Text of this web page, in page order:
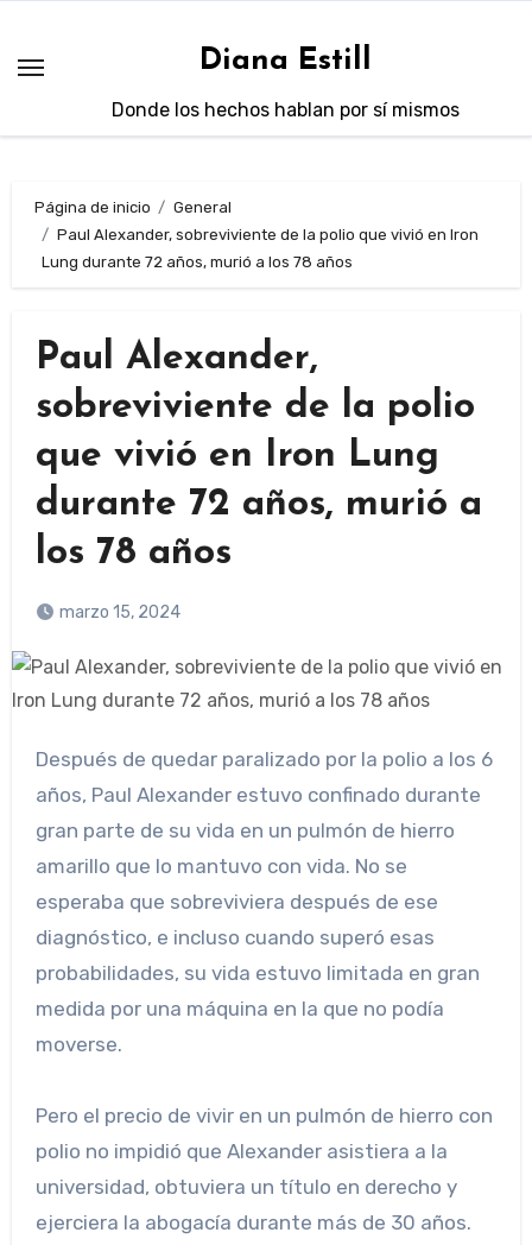
contenido
Diana Estill
Donde los hechos hablan por sí mismos
Página de inicio
General
Paul Alexander, sobreviviente de la polio que vivió en Iron
Lung durante 72 años, murió a los 78 años
Paul Alexander,
sobreviviente de la polio
que vivió en Iron Lung
durante 72 años, murió a
los 78 años
marzo 15, 2024
Después de quedar paralizado por la polio a los 6
años, Paul Alexander estuvo confinado durante
gran parte de su vida en un pulmón de hierro
amarillo que lo mantuvo con vida. No se
esperaba que sobreviviera después de ese
diagnóstico, e incluso cuando superó esas
probabilidades, su vida estuvo limitada en gran
medida por una máquina en la que no podía
moverse.
Pero el precio de vivir en un pulmón de hierro con
polio no impidió que Alexander asistiera a la
universidad, obtuviera un título en derecho y
ejerciera la abogacía durante más de 30 años.